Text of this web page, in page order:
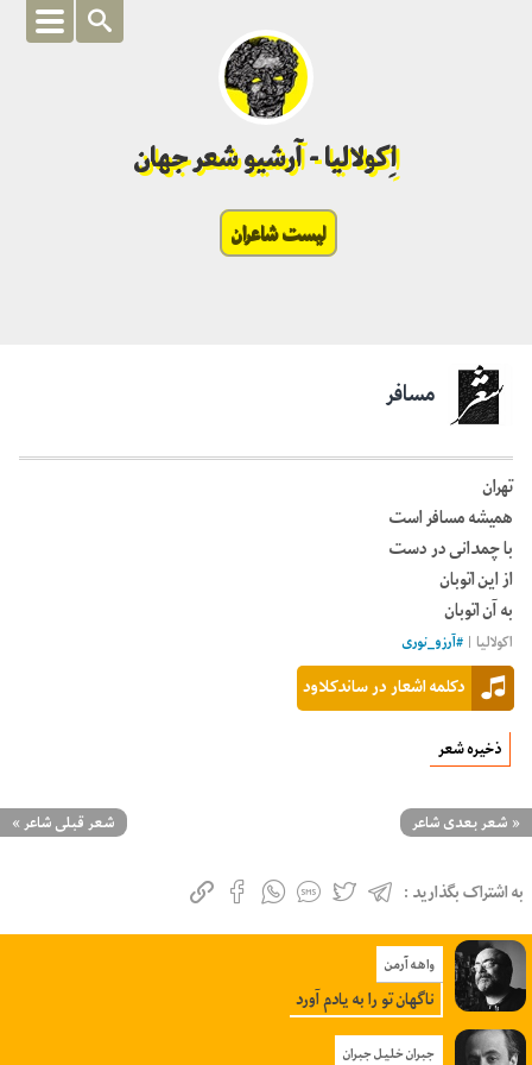
اِکولالیا - آرشیو شعر جهان
لیست شاعران
مسافر
تهران
همیشه مسافر است
با چمدانی در دست
از این اتوبان
به آن اتوبان
اکولالیا | #آرزو_نوری
دکلمه اشعار در ساندکلاود
ذخیره شعر
« شعر بعدی شاعر شعر قبلی شاعر»
به اشتراک بگذارید :
واهه آرمن
ناگهان تو را به یادم آورد
جبران خلیل جبران